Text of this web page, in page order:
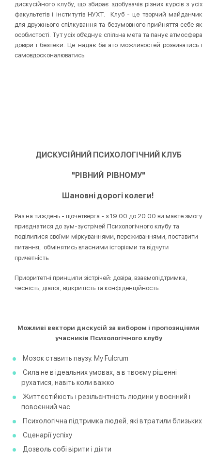
дискусійного клубу, що збирає здобувачів різних курсів з усіх
факультетів і інститутів НУХТ. Клуб - це творчий майданчик
для дружнього спілкування та безумовного прийняття себе як
особистості. Тут усіх об’єднує спільна мета та панує атмосфера
довіри і безпеки. Це надає багато можливостей розвиватись і
самовдосконалюватись.
ДИСКУСІЙНИЙ ПСИХОЛОГІЧНИЙ КЛУБ
"РІВНИЙ РІВНОМУ"
Шановні дорогі колеги!
Раз на тиждень - щочетверга - з 19.00 до 20.00 ви маєте змогу
приєднатися до зум-зустрічей Психологічного клубу та
поділилися своїми міркуваннями, переживаннями, поставити
питання, обмінятись власними історіями та відчути
причетність
Приоритетні принципи зістрічей: довіра, взаємопідтримка,
чесність, діалог, відкритість та конфіденційность.
Можливі вектори дискусій за вибором і пропозиціями
учасників Психологічного клубу
Мозок ставить паузу. My Fulcrum
Сила не в ідеальних умовах, а в твоєму рішенні
рухатися, навіть коли важко
Життєстійкість і резільєнтність людини у воєнний і
повоєнний час
Психологічна підтримка людей, які втратили близьких
Сценарії успіху
Дозволь собі вірити і діяти